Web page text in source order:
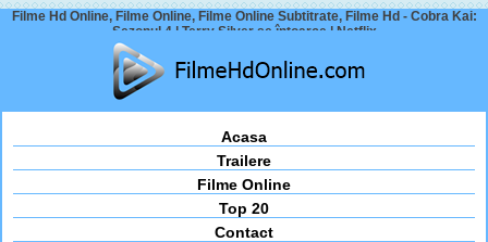
Filme Hd Online, Filme Online, Filme Online Subtitrate, Filme Hd - Cobra Kai:
Sezonul 4 | Terry Silver se întoarce | Netflix
Acasa
Trailere
Filme Online
Top 20
Contact